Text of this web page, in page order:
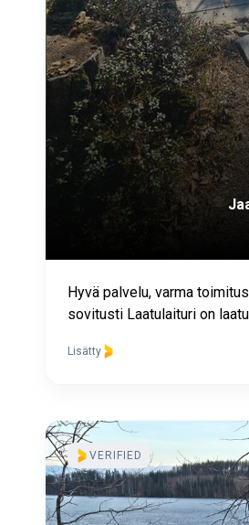
Hyvä palvelu, varma
sovitusti Laatulaituri on
Lisätty
VERIFIED